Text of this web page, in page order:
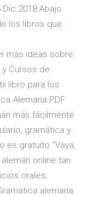
2018 Abajo
los libros que
más ideas sobre
Cursos de
libro para los
Alemana PDF
más fácilmente
gramática y
es gratuito "Vaya,
online tan
orales,
alemana.